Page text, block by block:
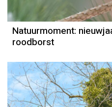
Natuurmoment:
roodborst